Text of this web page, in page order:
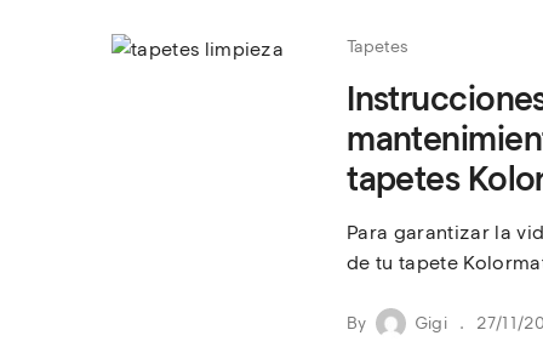
Tapetes
tapetes
Para garantizar la
de tu tapete
By Gigi 27/11/